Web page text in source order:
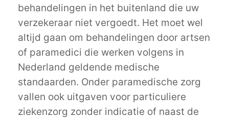
behandelingen in het buitenland die uw
verzekeraar niet vergoedt. Het moet wel
altijd gaan om behandelingen door artsen
of paramedici die werken volgens in
Nederland geldende medische
standaarden. Onder paramedische zorg
vallen ook uitgaven voor particuliere
ziekenzorg zonder indicatie of naast de